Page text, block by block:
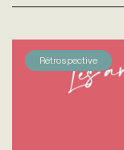
Rétrospective